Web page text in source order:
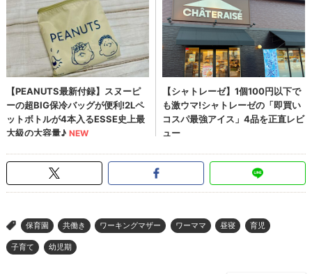
> 保育園 共働き ワーキングマザー ワーママ 昼寝 育児
子育て 幼児期